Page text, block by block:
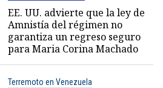
EE. UU. advierte que la ley de
Amnistía del régimen no
garantiza un regreso seguro
para Maria Corina Machado
Terremoto en Venezuela